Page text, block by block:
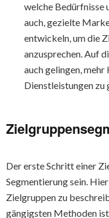
welche Bedürfnisse
auch, gezielte
entwickeln, um die
anzusprechen. Auf
auch gelingen,
Dienstleistungen zu
Der erste Schritt einer
Segmentierung sein.
Zielgruppen zu
gängigsten Methoden